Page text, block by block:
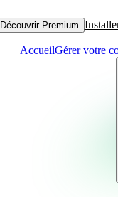
Découvrir Premium
AccueilGérer votre